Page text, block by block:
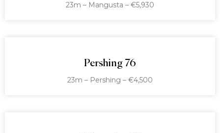
23m – Mangusta – €5,930
Pershing 76
23m – Pershing – €4,500